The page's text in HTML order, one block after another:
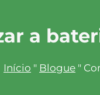
a
Início " Blogue "